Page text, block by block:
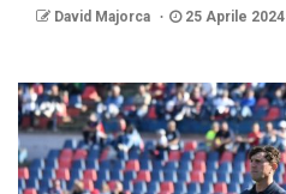
David Majorca 25 Aprile 2024